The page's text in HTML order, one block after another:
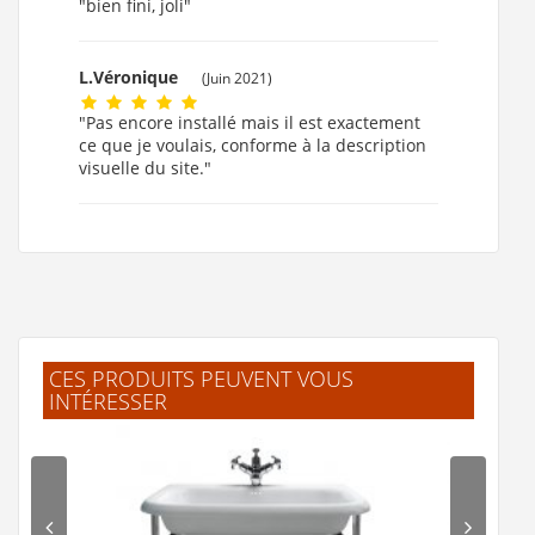
"bien fini, joli"
L.Véronique (Juin 2021)
"Pas encore installé mais il est exactement
ce que je voulais, conforme à la description
visuelle du site."
CES PRODUITS PEUVENT VOUS
INTÉRESSER